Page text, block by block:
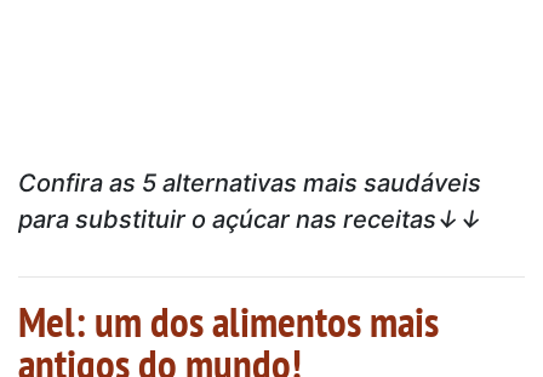
Confira as 5 alternativas mais saudáveis
para substituir o açúcar nas receitas↓↓
Mel: um dos alimentos mais
antigos do mundo!